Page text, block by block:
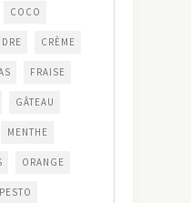
COCO
CRÈME
FRAISE
GÂTEAU
MENTHE
ORANGE
PESTO